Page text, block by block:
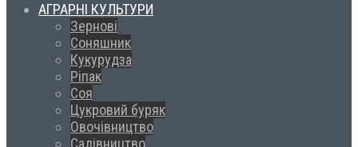
АГРАРНІ КУЛЬТУРИ
Зернові
Соняшник
Кукурудза
Ріпак
Соя
Цукровий буряк
Овочівництво
Садівництво